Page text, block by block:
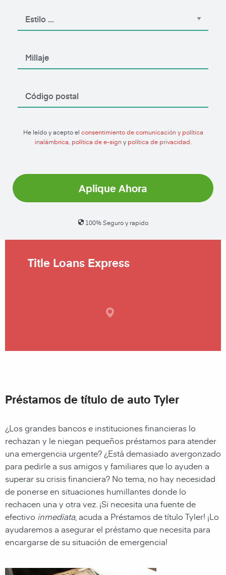
He leído y acepto el consentimiento de comunicación y política
inalámbrica política de e-signy política de privacidad.
Aplique Ahora
100% Seguro y rapido
Title Loans Express
Préstamos de título de auto Tyler
¿Los grandes bancos e instituciones financieras lo
rechazan y le niegan pequeños préstamos para atender
una emergencia urgente? ¿Está demasiado avergonzado
para pedirle a sus amigos y familiares que lo ayuden a
superar su crisis financiera? No tema, no hay necesidad
de ponerse en situaciones humillantes donde lo
rechacen una y otra vez. ¡Si necesita una fuente de
efectivo inmediata, acuda a Préstamos de título Tyler! ¡Lo
ayudaremos a asegurar el préstamo que necesita para
encargarse de su situación de emergencia!